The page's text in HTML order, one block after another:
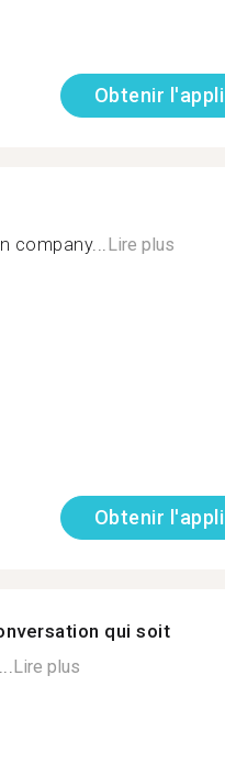
Obtenir l'appli
company...Lire plus
Obtenir l'appli
qui soit
Lire plus